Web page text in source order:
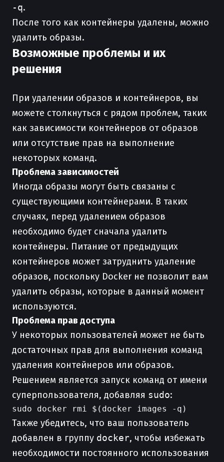
-q.
После того как контейнеры удалены, можно
удалить образы.
Возможные проблемы и их
решения
При удалении образов и контейнеров, вы
можете столкнуться с рядом проблем, таких
как зависимости контейнеров от образов
или отсутствие прав на выполнение
некоторых команд.
Проблема зависимостей
Иногда образы могут быть связаны с
существующими контейнерами. В таких
случаях, перед удалением образов
необходимо будет сначала удалить
контейнеры. Питание от предыдущих
контейнеров может затруднить удаление
образов, поскольку Docker не позволит вам
удалить образы, которые в данный момент
используются.
Проблема прав доступа
У некоторых пользователей может не быть
достаточных прав для выполнения команд
удаления контейнеров или образов.
Решением является запуск команд от имени
суперпользователя, добавляя sudo:
Также убедитесь, что ваш пользователь
добавлен в группу docker, чтобы избежать
необходимости постоянного использования